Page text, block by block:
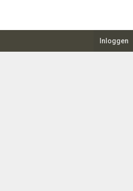
Inloggen